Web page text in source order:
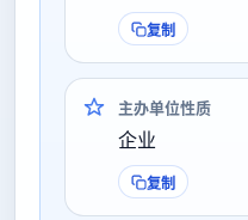
复制
主办单位性质
企业
复制